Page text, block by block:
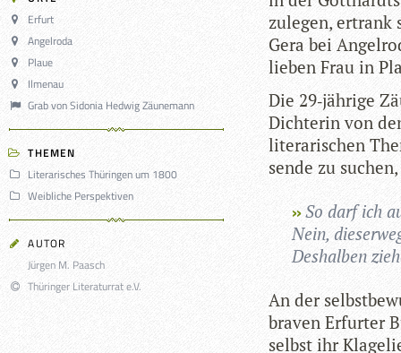
Erfurt
Angelroda
Plaue
Ilmenau
Grab von Sidonia Hedwig Zäunemann
THEMEN
Literarisches Thüringen um 1800
Weibliche Perspektiven
AUTOR
Jürgen M. Paasch
Thüringer Literaturrat e.V.
zu­le­gen, ertrank
Gera bei
lie­ben Frau in
Die 29‑jährige
Dich­te­rin von
lite­ra­ri­schen
sende zu
So darf ich
Nein,
Des­hal­ben
An der
bra­ven Erfur­ter
selbst ihr